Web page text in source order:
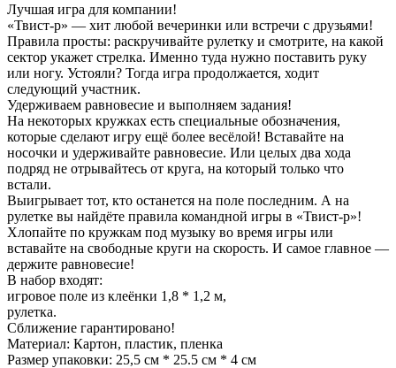
Лучшая игра для компании!
«Твист-р» — хит любой вечеринки или встречи с друзьями!
Правила просты: раскручивайте рулетку и смотрите, на какой
сектор укажет стрелка. Именно туда нужно поставить руку
или ногу. Устояли? Тогда игра продолжается, ходит
следующий участник.
Удерживаем равновесие и выполняем задания!
На некоторых кружках есть специальные обозначения,
которые сделают игру ещё более весёлой! Вставайте на
носочки и удерживайте равновесие. Или целых два хода
подряд не отрывайтесь от круга, на который только что
встали.
Выигрывает тот, кто останется на поле последним. А на
рулетке вы найдёте правила командной игры в «Твист-р»!
Хлопайте по кружкам под музыку во время игры или
вставайте на свободные круги на скорость. И самое главное —
держите равновесие!
В набор входят:
игровое поле из клеёнки 1,8 * 1,2 м,
рулетка.
Сближение гарантировано!
Материал: Картон, пластик, пленка
Размер упаковки: 25,5 см * 25.5 см * 4 см